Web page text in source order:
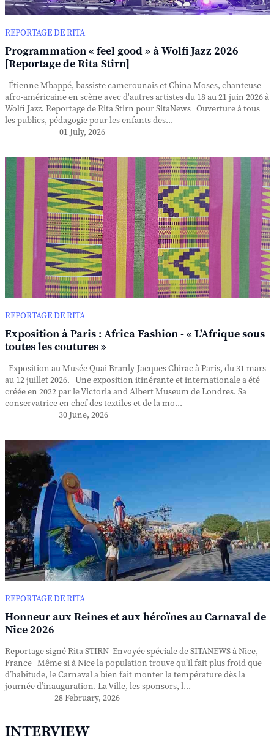
REPORTAGE DE RITA
Programmation « feel good » à Wolfi Jazz 2026
[Reportage de Rita Stirn]
Étienne Mbappé, bassiste camerounais et China Moses, chanteuse
afro-américaine en scène avec d'autres artistes du 18 au 21 juin 2026 à
Wolfi Jazz. Reportage de Rita Stirn pour SitaNews Ouverture à tous
les publics, pédagogie pour les enfants des...
01 July, 2026
REPORTAGE DE RITA
Exposition à Paris : Africa Fashion - « L’Afrique sous
toutes les coutures »
Exposition au Musée Quai Branly-Jacques Chirac à Paris, du 31 mars
au 12 juillet 2026. Une exposition itinérante et internationale a été
créée en 2022 par le Victoria and Albert Museum de Londres. Sa
conservatrice en chef des textiles et de la mo...
30 June, 2026
REPORTAGE DE RITA
Honneur aux Reines et aux héroïnes au Carnaval de
Nice 2026
Reportage signé Rita STIRN Envoyée spéciale de SITANEWS à Nice,
France Même si à Nice la population trouve qu’il fait plus froid que
d’habitude, le Carnaval a bien fait monter la température dès la
journée d’inauguration. La Ville, les sponsors, l...
28 February, 2026
INTERVIEW